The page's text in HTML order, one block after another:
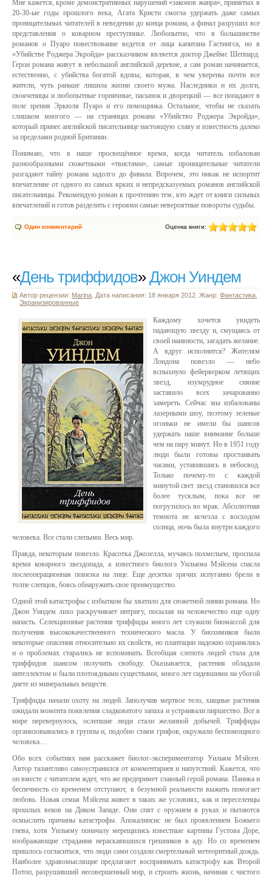
Мне кажется, кроме демонстративных нарушений «законов жанра», принятых в
20-30-ые годы прошлого века, Агата Кристи смогла удержать даже самых
проницательных читателей в неведении до конца романа, а финал разрушил все
представления о коварном преступнике. Любопытно, что в большинстве
романов о Пуаро повествование ведется от лица капитана Гастингса, но в
«Убийстве Роджера Экройда» рассказчиком является доктор Джеймс Шеппард.
Герои романа живут в небольшой английской деревне, а сам роман начинается,
естественно, с убийства богатой вдовы, которая, в чем уверены почти все
жители, чуть раньше лишила жизни своего мужа. Наследники и их долги,
свояченицы и любопытные горничные, пасынок и дворецкий — все попадают в
поле зрения Эркюля Пуаро и его помощника. Остальное, чтобы не сказать
слишком многого — на страницах романа «Убийство Роджера Экройда»,
который принес английской писательнице настоящую славу и известность далеко
за пределами родной Британии.
Понимаю, что в наше просвещённое время, когда читатель избалован
разнообразными сюжетными «твистами», самые проницательные читатели
разгадают тайну романа задолго до финала. Впрочем, это никак не испортит
впечатление от одного из самых ярких и непредсказуемых романов английской
писательницы. Рекомендую роман к прочтению тем, кто ждет от книги сильных
впечатлений и готов разделить с героями самые невероятные повороты судьбы.
Один комментарий Оценка книги:
«День триффидов»Джон Уиндем
Автор рецензии: Marina . Дата написания: 18 января 2012. Жанр: Фантастика
Экранизированные
Каждому хочется увидеть
падающую звезду и, смущаясь от
своей наивности, загадать желание.
А вдруг исполнится? Жителям
Лондона повезло — небо
вспыхнуло фейерверком летящих
звезд, изумрудное сияние
заставило всех зачарованно
замереть. Сейчас мы избалованы
лазерными шоу, поэтому зеленые
огоньки не имели бы шансов
удержать наше внимание больше
чем на пару минут. Но в 1951 году
люди были готовы простаивать
часами, уставившись в небосвод.
Только почему-то с каждой
минутой свет звезд становился все
более тусклым, пока все не
погрузилось во мрак. Абсолютная
темнота не исчезла с восходом
солнца, ночь была внутри каждого
человека. Все стали слепыми. Весь мир.
Правда, некоторым повезло. Красотка Джозелла, мучаясь похмельем, проспала
время коварного звездопада, а известного биолога Уильяма Мэйсена спасла
послеоперационная повязка на лице. Еще десятки зрячих испуганно брели в
толпе слепцов, боясь обнаружить свое преимущество.
Одной этой катастрофы с избытком бы хватило для сюжетной линии романа. Но
Джон Уиндем лихо раскручивает интригу, посылая на человечество еще одну
напасть. Селекционные растения триффиды много лет служили биомассой для
получения высококачественного технического масла. У биохимиков были
некоторые опасения относительно их свойств, но плантации надежно охранялись
и о проблемах старались не вспоминать. Всеобщая слепота людей стала для
триффидов шансом получить свободу. Оказывается, растения обладали
интеллектом и были плотоядными существами, много лет сидевшими на убогой
диете из минеральных веществ.
Триффиды начали охоту на людей. Заполучив мертвое тело, хищные растения
ожидали момента появления сладковатого запаха и устраивали пиршество. Все в
мире перевернулось, ослепшие люди стали желанной добычей. Триффиды
организовывались в группы и, подобно стаям грифов, окружали беспомощного
человека…
Обо всех событиях нам расскажет биолог-экспериментатор Уильям Мэйсен.
Автор талантливо самоустранился от комментариев и напутствий. Кажется, что
он вместе с читателем ждет, что же предпримет главный герой романа. Паника и
беспечность со временем отступают, в безумной реальности выжить помогает
любовь. Новая семья Мэйсена живет в таких же условиях, как и переселенцы
прошлых веков на Диком Западе. Они спят с оружием в руках и пытаются
осмыслить причины катастрофы. Апокалипсис не был проявлением Божьего
гнева, хотя Уильяму поначалу мерещились известные картины Густова Доре,
изображающие страдания нераскаявшихся грешников в аду. Но со временем
пришлось согласиться, что люди сами создали смертельный метеоритный дождь.
Наиболее здравомыслящие предлагают воспринимать катастрофу как Второй
Потоп, разрушивший несовершенный мир, и строить жизнь, начиная с чистого